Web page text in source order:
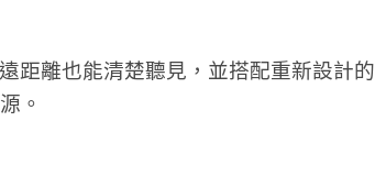
距離也能清楚聽見，並搭配重新設計的
。